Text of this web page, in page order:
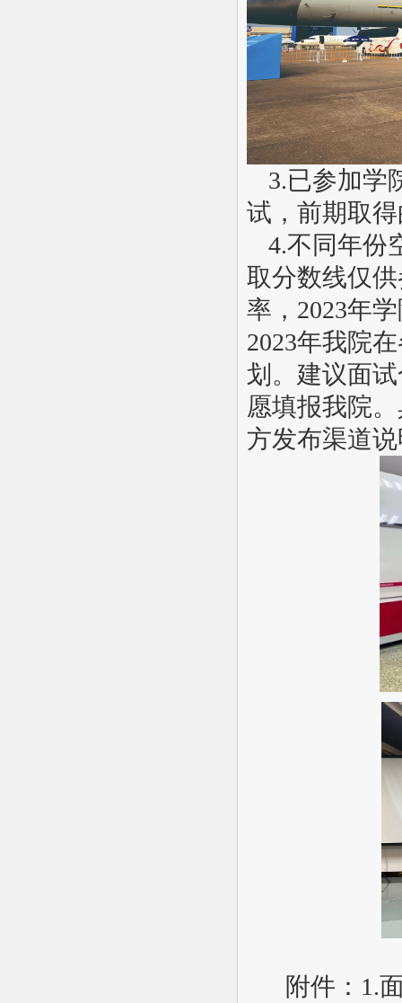
3.已参加学
试，前期取
4.不同年份
取分数线仅
率，2023年
2023年我院
划。建议面
愿填报我院
方发布渠道
附件：1.